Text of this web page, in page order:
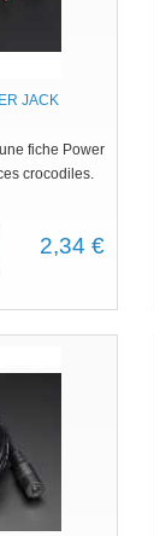
JACK
fiche Power
crocodiles.
2,34 €